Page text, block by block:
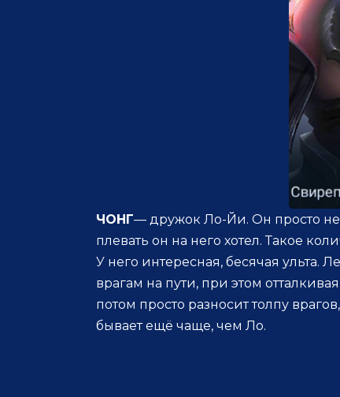
ЧОНГ— дружок Ло-Йи. Он просто не
плевать он на него хотел. Такое
У него интересная, бесячая ульта.
врагам на пути, при этом
потом просто разносит толпу
бывает ещё чаще, чем Ло.